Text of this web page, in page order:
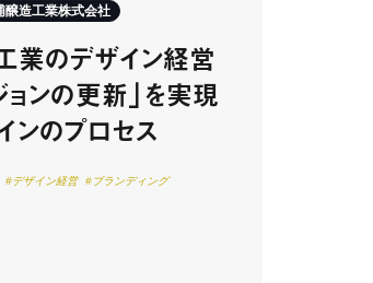
醸造工業株式会社
業のデザイン経営
ョンの更新」を実現
ンのプロセス
#デザイン経営 #ブランディング